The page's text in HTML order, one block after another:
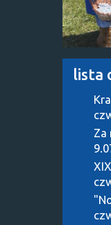
lista
Za